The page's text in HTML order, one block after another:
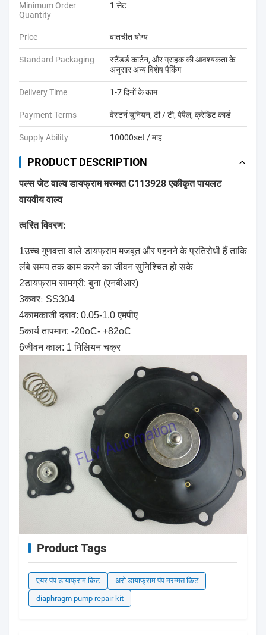
Minimum Order
Quantity
1 सेट
Price बातचीत योग्य
Standard Packaging
स्टैंडर्ड कार्टन, और ग्राहक की आवश्यकता के
अनुसार अन्य विशेष पैकिंग
Delivery Time 1-7 दिनों के काम
Payment Terms वेस्टर्न यूनियन, टी / टी, पेपैल, क्रेडिट कार्ड
Supply Ability 10000set / माह
PRODUCT DESCRIPTION
पल्स जेट वाल्व डायफ्राम मरम्मत C113928 एकीकृत पायलट
वायवीय वाल्व
त्वरित विवरण:
1उच्च गुणवत्ता वाले डायफ्राम मजबूत और पहनने के प्रतिरोधी हैं ताकि
लंबे समय तक काम करने का जीवन सुनिश्चित हो सके
2डायफ्राम सामग्री: बुना (एनबीआर)
3कवरः SS304
4कामकाजी दबाव: 0.05-1.0 एमपीए
5कार्य तापमान: -20oC- +82oC
6जीवन काल: 1 मिलियन चक्र
Product Tags
एयर पंप डायाफ्राम किट
अरो डायाफ्राम पंप मरम्मत किट
diaphragm pump repair kit